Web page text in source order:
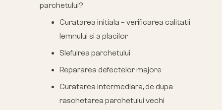
parchetului?
Curatarea initiala – verificarea calitatii
lemnului si a placilor
Slefuirea parchetului
Repararea defectelor majore
Curatarea intermediara, de dupa
raschetarea parchetului vechi